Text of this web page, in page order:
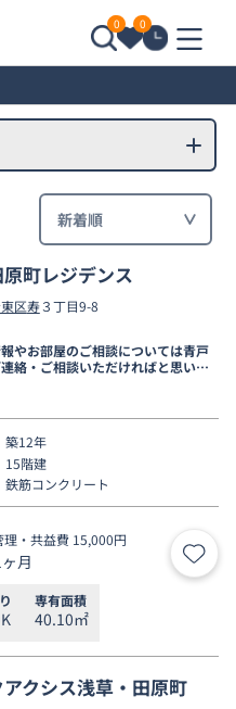
0 0
町レジデンス
区寿３丁目9-8
やお部屋のご相談については青戸
絡・ご相談いただければと思いま
築12年
15階建
鉄筋コンクリート
理・共益費 15,000円
月 お気
専有面積
40.10㎡
クシス浅草・田原町